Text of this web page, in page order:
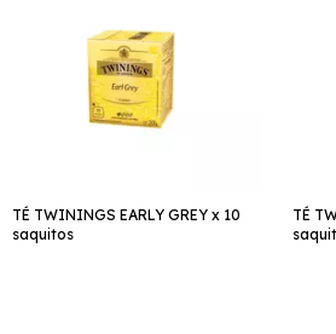
TÉ TWININGS EARLY GREY x 10
saquitos
TÉ